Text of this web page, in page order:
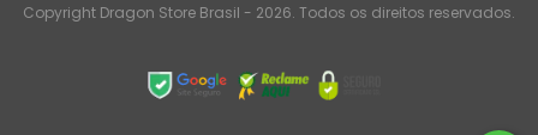
Copyright Dragon Store Brasil - 2026. Todos os direitos reservados.